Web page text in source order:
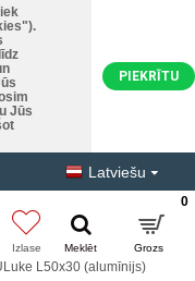
Jūs
PIEKRĪTU
Latviešu
0
L50x30 (alumīnijs)